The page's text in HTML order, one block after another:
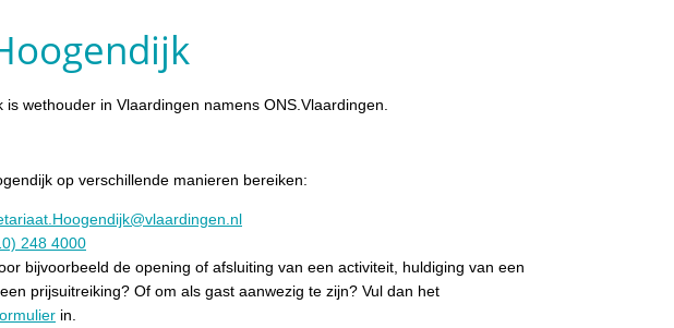
is wethouder in Vlaardingen namens ONS.Vlaardingen.
op verschillende manieren bereiken:
248 4000
bijvoorbeeld de opening of afsluiting van een activiteit, huldiging van een
prijsuitreiking? Of om als gast aanwezig te zijn? Vul dan het
in.